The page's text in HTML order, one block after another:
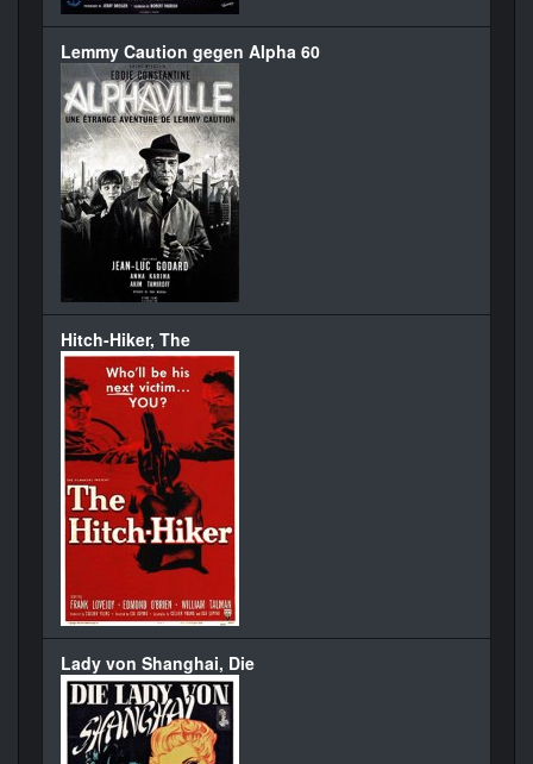
Lemmy Caution gegen Alpha 60
Hitch-Hiker, The
Lady von Shanghai, Die